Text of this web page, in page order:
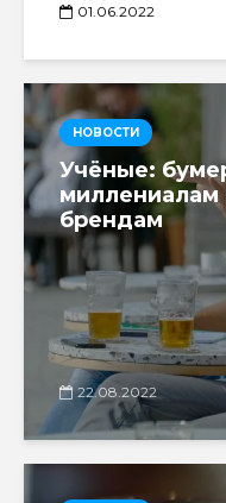
01.06.2022
НОВОСТИ
Учёные:
миллениалам
брендам
22.08.2022